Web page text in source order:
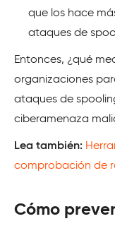
que los hace
ataques de
Entonces, ¿qué
organizaciones
ataques de
ciberamenaza
Lea también:
comprobación de
Cómo